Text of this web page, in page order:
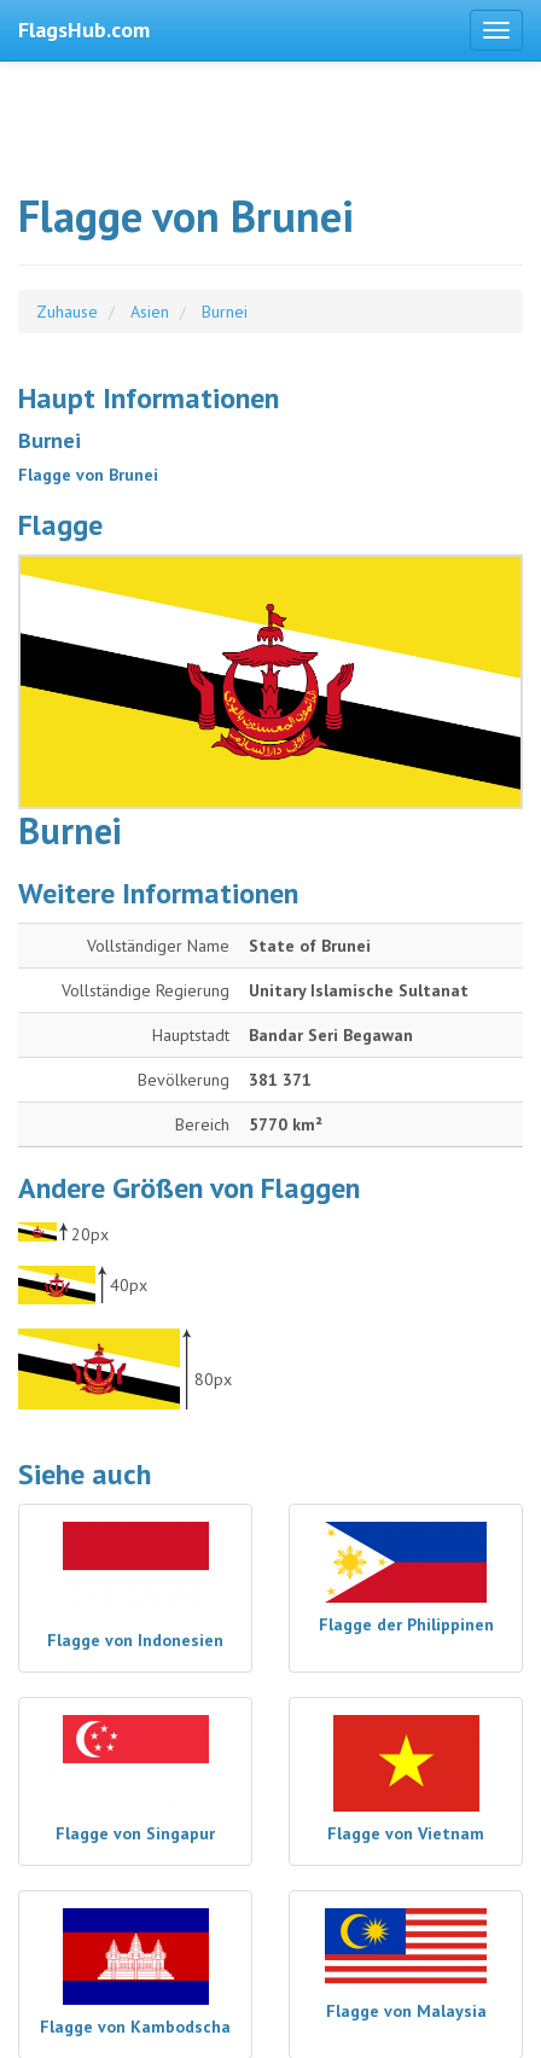
FlagsHub.com
Flagge von Brunei
Zuhause Asien Burnei
Haupt Informationen
Burnei
Flagge von Brunei
Flagge
Burnei
Weitere Informationen
Vollständiger Name State of Brunei
Vollständige Regierung Unitary Islamische Sultanat
Hauptstadt Bandar Seri Begawan
Bevölkerung 381 371
Bereich 5770 km²
Andere Größen von Flaggen
20px
40px
80px
Siehe auch
Flagge von Indonesien
Flagge der Philippinen
Flagge von Singapur Flagge von Vietnam
Flagge von Kambodscha
Flagge von Malaysia